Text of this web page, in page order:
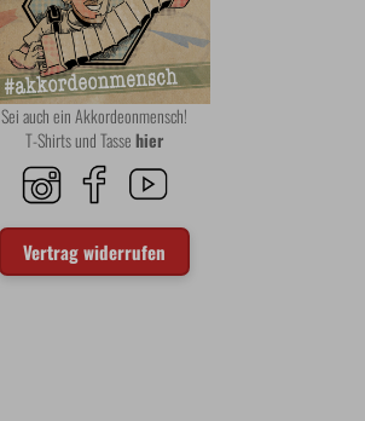
Sei auch ein Akkordeonmensch!
T-Shirts und Tassehier
Vertrag widerrufen